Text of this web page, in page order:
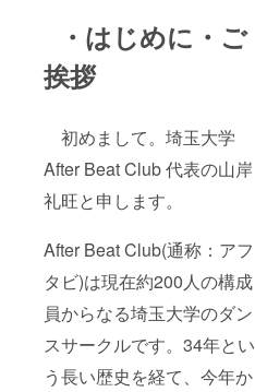
・はじめに・ご
挨拶
初めまして。埼玉大学
After Beat Club 代表の山岸
礼旺と申します。
After Beat Club(通称：アフ
タビ)は現在約200人の構成
員からなる埼玉大学のダン
スサークルです。34年とい
う長い歴史を経て、今年か